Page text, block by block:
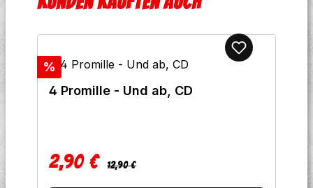
Rabatt
%
4 Promille - Und ab, CD
Verkaufspreis:
2,90 € Regulärer Preis:
12,90 €